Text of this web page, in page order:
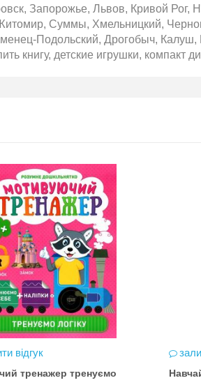
Запорожье, Львов, Кривой
Суммы, Хмельницкий,
Подольский, Дрогобыч,
книгу, детские игрушки, компакт
відгук
тренажер тренуємо